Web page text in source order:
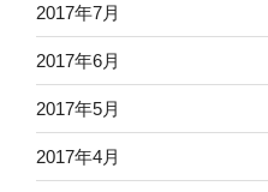
2017年7月
2017年6月
2017年5月
2017年4月